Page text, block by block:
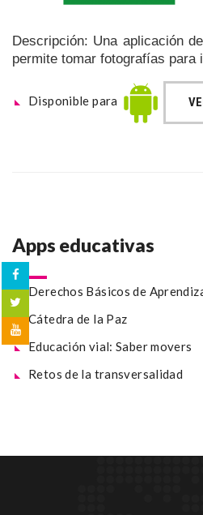
Descripción: Una aplicación
permite tomar fotografías para
Disponible para
Apps educativas
Derechos Básicos de
Cátedra de la Paz
Educación vial: Saber movers
Retos de la transversalidad